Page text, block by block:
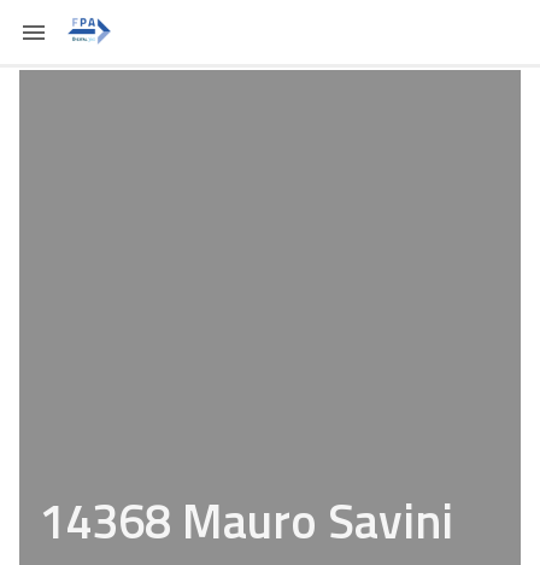
14368 Mauro Savini